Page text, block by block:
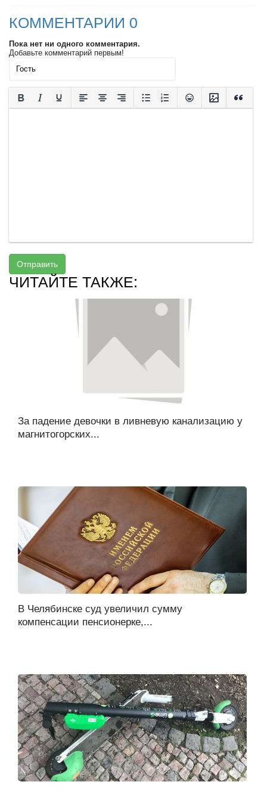
КОММЕНТАРИИ 0
Пока нет ни одного комментария.
Добавьте комментарий первым!
Отправить
ЧИТАЙТЕ ТАКЖЕ:
За падение девочки в ливневую канализацию у
магнитогорских...
В Челябинске суд увеличил сумму
компенсации пенсионерке,...